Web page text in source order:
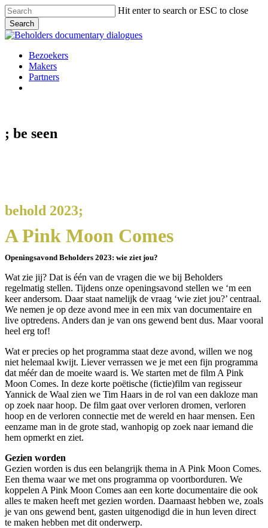
Skip
to
main
content
Hit enter to search or ESC to close
Search
Close
Menu
Bezoekers
Makers
Partners
; be seen
behold 2023;
A Pink Moon Comes
Openingsavond Beholders 2023: wie ziet jou?
Wat zie jij? Dat is één van de vragen die we bij Beholders
regelmatig stellen. Tijdens onze openingsavond stellen we ‘m een
keer andersom. Daar staat namelijk de vraag ‘wie ziet jou?’ centraal.
We nemen je op deze avond mee in een mix van documentaire en
live optredens. Anders dan je van ons gewend bent dus. Maar vooral
heel erg tof!
Wat er precies op het programma staat deze avond, willen we nog
niet helemaal kwijt. Liever verrassen we je met een fijn programma
dat méér dan de moeite waard is. We starten met de film A Pink
Moon Comes. In deze korte poëtische (fictie)film van regisseur
Yannick de Waal zien we Tim Haars in de rol van een dakloze man
op zoek naar hoop. De film gaat over verloren dromen, verloren
hoop en de verloren connectie met de wereld en haar mensen. Een
eenzame man in de grote stad, wanhopig op zoek naar iemand die
hem opmerkt en ziet.
Gezien worden
Gezien worden is dus een belangrijk thema in A Pink Moon Comes.
Een thema waar we met ons programma op voortborduren. We
koppelen A Pink Moon Comes aan een korte documentaire die ook
alles te maken heeft met gezien worden. Daarnaast hebben we, zoals
je van ons gewend bent, gasten uitgenodigd die in hun leven direct
te maken hebben met dit onderwerp.